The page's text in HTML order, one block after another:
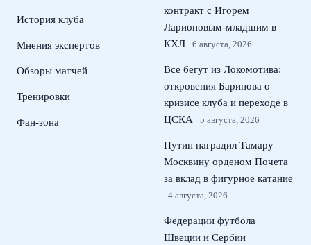
История клуба
Мнения экспертов
Обзоры матчей
Тренировки
Фан-зона
контракт с Игорем
Ларионовым‑младшим в
КХЛ
6 августа, 2026
Все бегут из Локомотива:
откровения Баринова о
кризисе клуба и переходе в
ЦСКА
5 августа, 2026
Путин наградил Тамару
Москвину орденом Почета
за вклад в фигурное катание
4 августа, 2026
Федерации футбола
Швеции и Сербии